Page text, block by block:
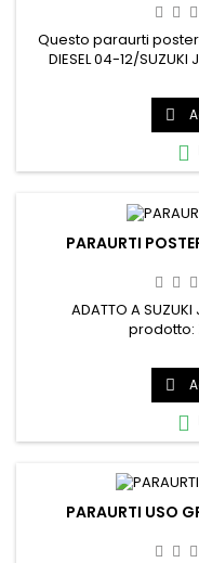
Questo paraurti
DIESEL 04-12/
perfetta per chi cerca
con materiali di
esalta anche il
prodotto:


PARAURTI
ADATTO A
prodotto:


PARAURTI USO